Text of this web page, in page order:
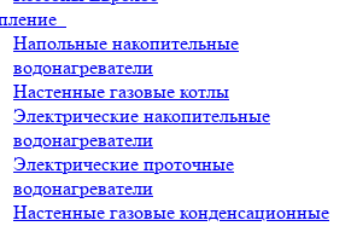
Напольные накопительные
водонагреватели
Настенные газовые котлы
Электрические накопительные
водонагреватели
Электрические проточные
водонагреватели
Настенные газовые конденсационные